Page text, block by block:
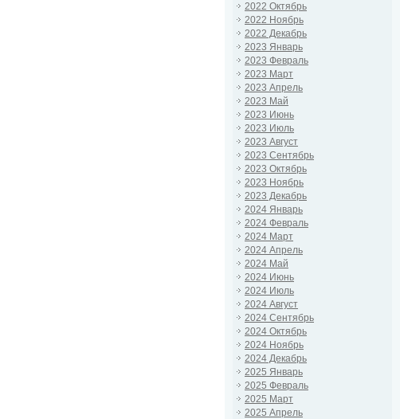
2022 Октябрь
2022 Ноябрь
2022 Декабрь
2023 Январь
2023 Февраль
2023 Март
2023 Апрель
2023 Май
2023 Июнь
2023 Июль
2023 Август
2023 Сентябрь
2023 Октябрь
2023 Ноябрь
2023 Декабрь
2024 Январь
2024 Февраль
2024 Март
2024 Апрель
2024 Май
2024 Июнь
2024 Июль
2024 Август
2024 Сентябрь
2024 Октябрь
2024 Ноябрь
2024 Декабрь
2025 Январь
2025 Февраль
2025 Март
2025 Апрель